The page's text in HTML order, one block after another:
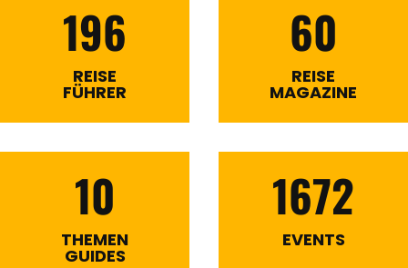
196
REISE
FÜHRER
60
REISE
MAGAZINE
10
THEMEN
GUIDES
1672
EVENTS